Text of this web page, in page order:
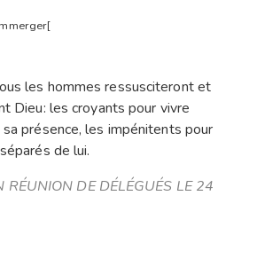
les hommes ressusciteront et
Dieu: les croyants pour vivre
présence, les impénitents pour
de lui.
RÉUNION DE DÉLÉGUÉS LE 24